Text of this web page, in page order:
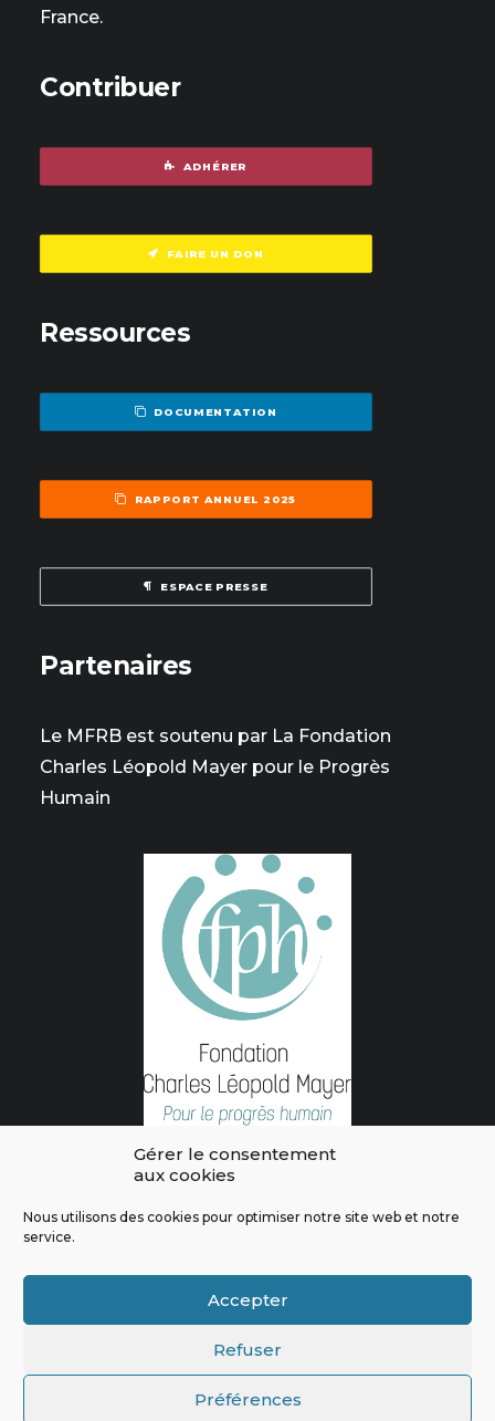
Gérer le consentement
aux cookies
Nous utilisons des cookies pour optimiser notre site web et notre
service.
Accepter
Refuser
Préférences
France.
Contribuer
ADHÉRER
FAIRE UN DON
Ressources
DOCUMENTATION
RAPPORT ANNUEL 2025
ESPACE PRESSE
Partenaires
Le MFRB est soutenu par La Fondation
Charles Léopold Mayer pour le Progrès
Humain
L'intégralité des contenus de ce site sont publiés sous licence
|Politique de confidentialité